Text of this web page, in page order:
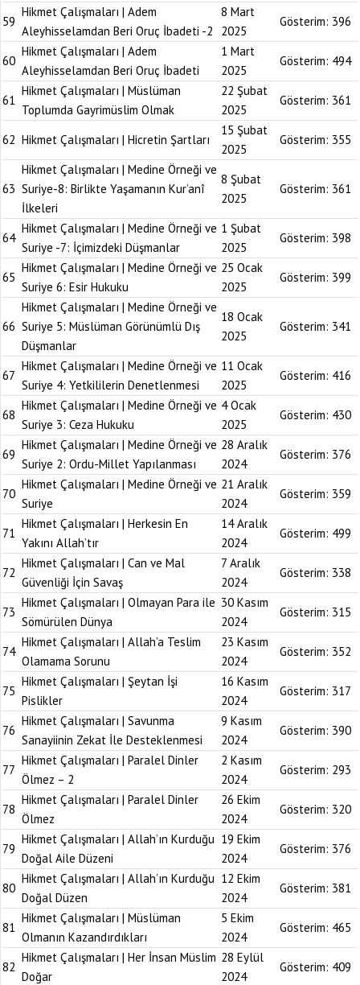
59
Hikmet Çalışmaları | Adem
Aleyhisselamdan Beri Oruç İbadeti -2
8 Mart
2025
Gösterim: 396
60
Hikmet Çalışmaları | Adem
Aleyhisselamdan Beri Oruç İbadeti
1 Mart
2025
Gösterim: 494
61
Hikmet Çalışmaları | Müslüman
Toplumda Gayrimüslim Olmak
22 Şubat
2025
Gösterim: 361
62 Hikmet Çalışmaları | Hicretin Şartları
15 Şubat
2025
Gösterim: 355
63
Hikmet Çalışmaları | Medine Örneği ve
Suriye-8: Birlikte Yaşamanın Kur’anî
İlkeleri
8 Şubat
2025
Gösterim: 361
64
Hikmet Çalışmaları | Medine Örneği ve
Suriye -7: İçimizdeki Düşmanlar
1 Şubat
2025
Gösterim: 398
65
Hikmet Çalışmaları | Medine Örneği ve
Suriye 6: Esir Hukuku
25 Ocak
2025
Gösterim: 399
66
Hikmet Çalışmaları | Medine Örneği ve
Suriye 5: Müslüman Görünümlü Dış
Düşmanlar
18 Ocak
2025
Gösterim: 341
67
Hikmet Çalışmaları | Medine Örneği ve
Suriye 4: Yetkililerin Denetlenmesi
11 Ocak
2025
Gösterim: 416
68
Hikmet Çalışmaları | Medine Örneği ve
Suriye 3: Ceza Hukuku
4 Ocak
2025
Gösterim: 430
69
Hikmet Çalışmaları | Medine Örneği ve
Suriye 2: Ordu-Millet Yapılanması
28 Aralık
2024
Gösterim: 376
70
Hikmet Çalışmaları | Medine Örneği ve
Suriye
21 Aralık
2024
Gösterim: 359
71
Hikmet Çalışmaları | Herkesin En
Yakını Allah’tır
14 Aralık
2024
Gösterim: 499
72
Hikmet Çalışmaları | Can ve Mal
Güvenliği İçin Savaş
7 Aralık
2024
Gösterim: 338
73
Hikmet Çalışmaları | Olmayan Para ile
Sömürülen Dünya
30 Kasım
2024
Gösterim: 315
74
Hikmet Çalışmaları | Allah’a Teslim
Olamama Sorunu
23 Kasım
2024
Gösterim: 352
75
Hikmet Çalışmaları | Şeytan İşi
Pislikler
16 Kasım
2024
Gösterim: 317
76
Hikmet Çalışmaları | Savunma
Sanayiinin Zekat İle Desteklenmesi
9 Kasım
2024
Gösterim: 390
77
Hikmet Çalışmaları | Paralel Dinler
Ölmez – 2
2 Kasım
2024
Gösterim: 293
78
Hikmet Çalışmaları | Paralel Dinler
Ölmez
26 Ekim
2024
Gösterim: 320
79
Hikmet Çalışmaları | Allah’ın Kurduğu
Doğal Aile Düzeni
19 Ekim
2024
Gösterim: 376
80
Hikmet Çalışmaları | Allah’ın Kurduğu
Doğal Düzen
12 Ekim
2024
Gösterim: 381
81
Hikmet Çalışmaları | Müslüman
Olmanın Kazandırdıkları
5 Ekim
2024
Gösterim: 465
82
Hikmet Çalışmaları | Her İnsan Müslim
Doğar
28 Eylül
2024
Gösterim: 409